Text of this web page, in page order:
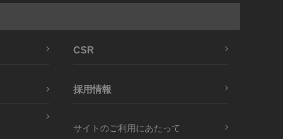
CSR
採用情報
サイトのご利用にあたって